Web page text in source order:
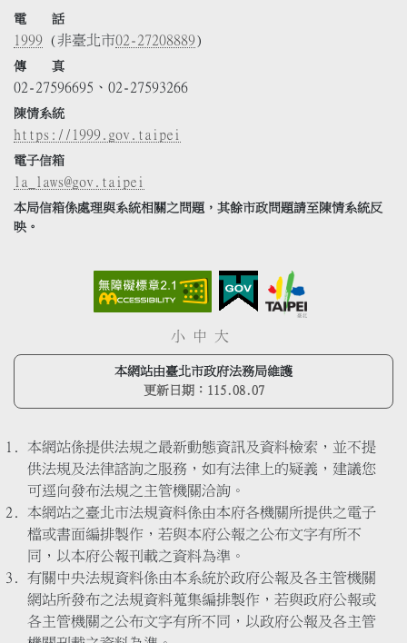
電 話
1999 (非臺北市02-27208889)
傳 真
02-27596695、02-27593266
陳情系統
https://1999.gov.taipei
電子信箱
la_laws@gov.taipei
本局信箱係處理與系統相關之問題，其餘市政問題請至陳情系統反
映。
小 中 大
本網站由臺北市政府法務局維護
更新日期： 115.08.07
本網站係提供法規之最新動態資訊及資料檢索，並不提
供法規及法律諮詢之服務，如有法律上的疑義，建議您
可逕向發布法規之主管機關洽詢。
本網站之臺北市法規資料係由本府各機關所提供之電子
檔或書面編排製作，若與本府公報之公布文字有所不
同，以本府公報刊載之資料為準。
有關中央法規資料係由本系統於政府公報及各主管機關
網站所發布之法規資料蒐集編排製作，若與政府公報或
各主管機關之公布文字有所不同，以政府公報及各主管